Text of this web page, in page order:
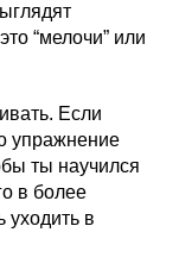
“мелочи” или
Если
упражнение
ты научился
в более
в